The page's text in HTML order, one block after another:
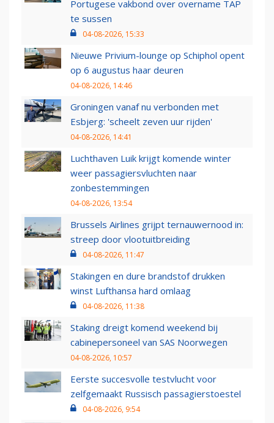
Portugese vakbond over overname TAP
te sussen
04-08-2026, 15:33
Nieuwe Privium-lounge op Schiphol opent
op 6 augustus haar deuren
04-08-2026, 14:46
Groningen vanaf nu verbonden met
Esbjerg: 'scheelt zeven uur rijden'
04-08-2026, 14:41
Luchthaven Luik krijgt komende winter
weer passagiersvluchten naar
zonbestemmingen
04-08-2026, 13:54
Brussels Airlines grijpt ternauwernood in:
streep door vlootuitbreiding
04-08-2026, 11:47
Stakingen en dure brandstof drukken
winst Lufthansa hard omlaag
04-08-2026, 11:38
Staking dreigt komend weekend bij
cabinepersoneel van SAS Noorwegen
04-08-2026, 10:57
Eerste succesvolle testvlucht voor
zelfgemaakt Russisch passagierstoestel
04-08-2026, 9:54